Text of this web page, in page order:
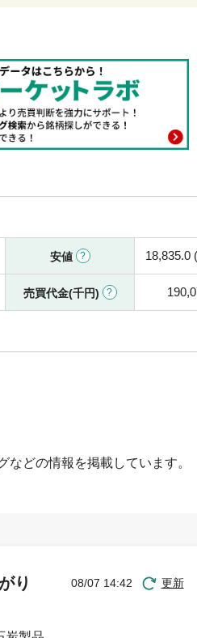
安値 18,835.0
売買代金(千円)
どの情報を掲載しています。